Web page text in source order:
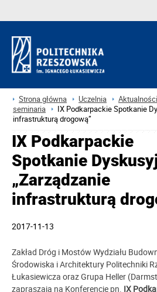
Strona główna Uczelnia Aktualności
seminaria
IX Podkarpackie Spotkanie
infrastrukturą drogową”
IX Podkarpackie
Spotkanie
„Zarządzanie
infrastrukturą
2017-11-13
Zakład Dróg i Mostów Wydziału
Środowiska i Architektury Politechniki
Łukasiewicza oraz Grupa Heller
zapraszają na Konferencję pn. IX